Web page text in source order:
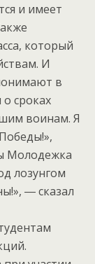
и имеет
который
И
в
сроках
воинам. Я
Молодежка
лозунгом
― сказал